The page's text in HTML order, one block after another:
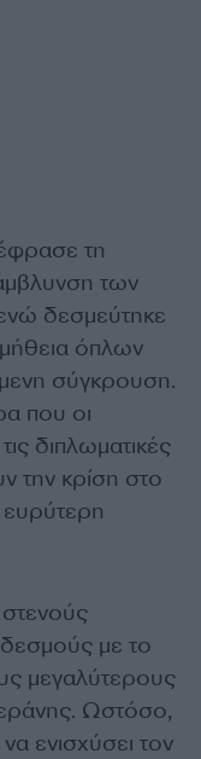
τη
των
δεσμεύτηκε
όπλων
σύγκρουση.
που οι
διπλωματικές
την κρίση στο
ευρύτερη
δεσμούς με το
μεγαλύτερους
Ωστόσο,
ενισχύσει τον